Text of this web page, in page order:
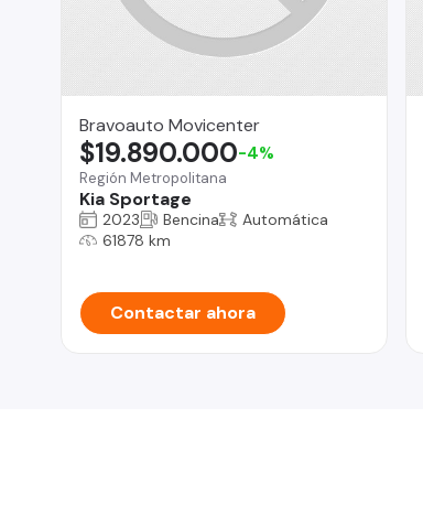
Bravoauto Movicenter
Región Metropolitana
Kia Sportage
$19.890.000-4%
2023 Bencina
Automática
61878 km
Contactar ahora